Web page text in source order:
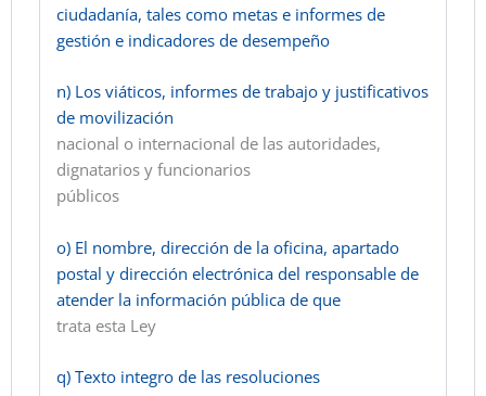
ciudadanía, tales como metas e informes de
gestión e indicadores de desempeño
n) Los viáticos, informes de trabajo y justificativos
de movilización
nacional o internacional de las autoridades,
dignatarios y funcionarios
públicos
o) El nombre, dirección de la oficina, apartado
postal y dirección electrónica del responsable de
atender la información pública de que
trata esta Ley
q) Texto integro de las resoluciones